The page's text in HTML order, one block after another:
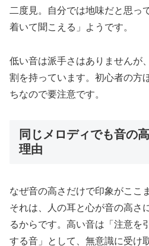
二度見。自分では地味だと思っ
着いて聞こえる」ようです。
低い音は派手さはありませんが
割を持っています。初心者の方
ちなので要注意です。
同じメロディでも音の
理由
なぜ音の高さだけで印象がここ
それは、人の耳と心が音の高さ
るからです。高い音は「注意を
する音」として、無意識に受け